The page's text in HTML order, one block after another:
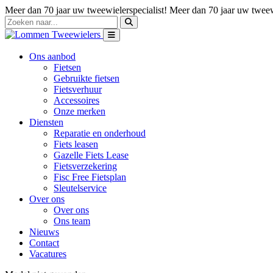
Meer dan 70 jaar uw tweewielerspecialist! Meer dan 70 jaar uw
Ons aanbod
Fietsen
Gebruikte fietsen
Fietsverhuur
Accessoires
Onze merken
Diensten
Reparatie en onderhoud
Fiets leasen
Gazelle Fiets Lease
Fietsverzekering
Fisc Free Fietsplan
Sleutelservice
Over ons
Over ons
Ons team
Nieuws
Contact
Vacatures